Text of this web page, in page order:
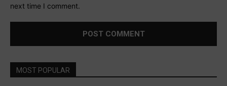
next time I comment.
MOST POPULAR